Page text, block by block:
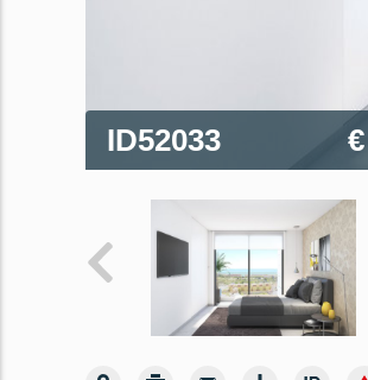
ID52033